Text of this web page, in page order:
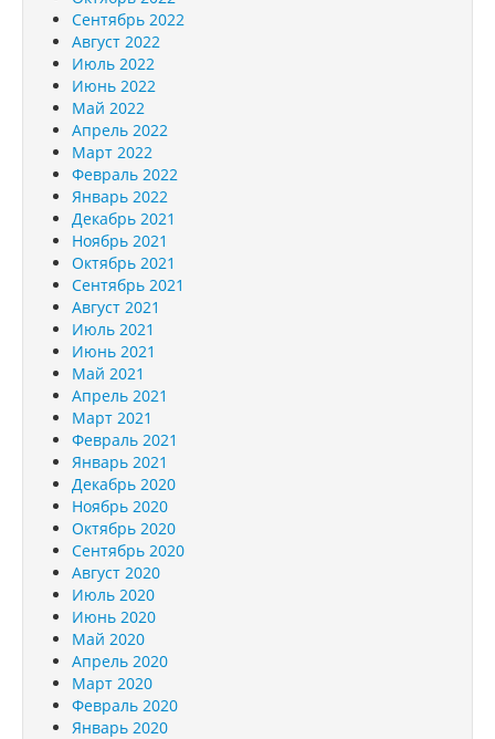
Сентябрь 2022
Август 2022
Июль 2022
Июнь 2022
Май 2022
Апрель 2022
Март 2022
Февраль 2022
Январь 2022
Декабрь 2021
Ноябрь 2021
Октябрь 2021
Сентябрь 2021
Август 2021
Июль 2021
Июнь 2021
Май 2021
Апрель 2021
Март 2021
Февраль 2021
Январь 2021
Декабрь 2020
Ноябрь 2020
Октябрь 2020
Сентябрь 2020
Август 2020
Июль 2020
Июнь 2020
Май 2020
Апрель 2020
Март 2020
Февраль 2020
Январь 2020